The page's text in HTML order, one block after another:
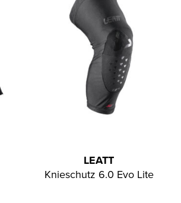
LEATT
Knieschutz 6.0 Evo Lite